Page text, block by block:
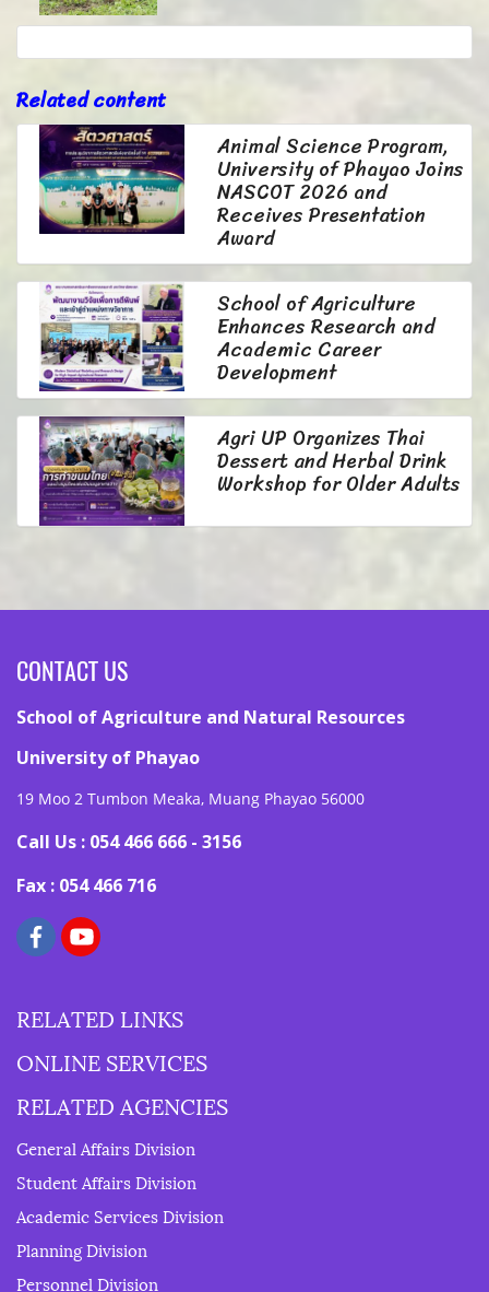
Related content
Animal Science Program,
University of Phayao Joins
NASCOT 2026 and
Receives Presentation
Award
School of Agriculture
Enhances Research and
Academic Career
Development
Agri UP Organizes Thai
Dessert and Herbal Drink
Workshop for Older Adults
CONTACT US
School of Agriculture and Natural Resources
University of Phayao
19 Moo 2 Tumbon Meaka, Muang Phayao 56000
Call Us : 054 466 666 - 3156
Fax : 054 466 716
RELATED LINKS
ONLINE SERVICES
RELATED AGENCIES
General Affairs Division
Student Affairs Division
Academic Services Division
Planning Division
Personnel Division